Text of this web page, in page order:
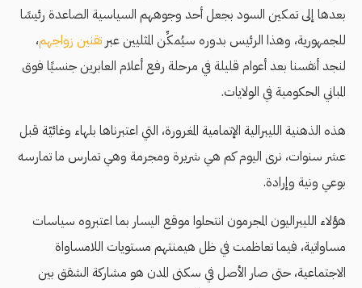
بعدها إلى تمكين السود بجعل أحد وجوههم السياسية الصاعدة رئيسًا
للجمهورية، وهذا الرئيس بدوره سيُمكِّن المثليين عبر تقنين زواجهم،
لنجد أنفسنا بعد أعوام قليلة في مرحلة رفع أعلام العابرين جنسيًا فوق
المباني الحكومية في الولايات.
هذه الذهنية الليبرالية الإتمامية المغرورة، التي اعتبرناها بلهاء وغائيّة قبل
عشر سنوات، نرى اليوم كم هي شريرة ومجرمة وهي تمارس ما تمارسه
بوعي ونية وإرادة.
هؤلاء الليبراليون المجرمون انتحلوا موقع اليسار بما اعتبروه سياسات
مساواتية، فيما تعاظمت في ظل هيمنتهم مستويات اللامساواة
الاجتماعية، حتى صار الأصل في سكنى المدن هو مشاركة الشقق بين